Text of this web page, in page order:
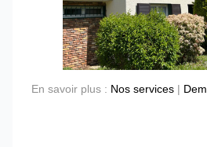
En savoir plus : Nos services |